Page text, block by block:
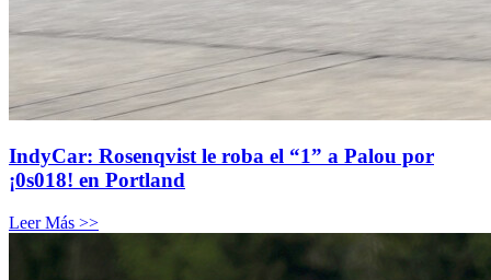
IndyCar: Rosenqvist le roba el “1” a Palou por
¡0s018! en Portland
Leer Más >>